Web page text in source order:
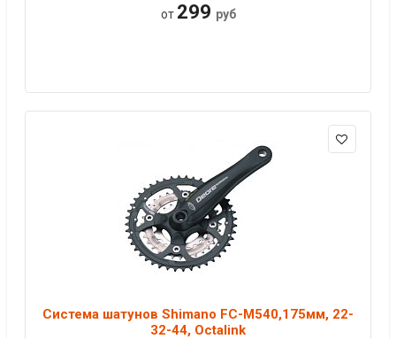
от 299 руб
Система шатунов Shimano FC-M540,175мм, 22-
32-44, Octalink